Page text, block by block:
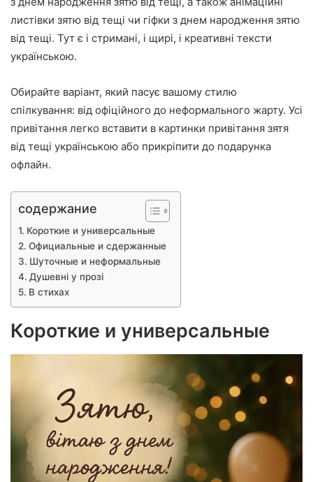
листівки зятю від тещі чи гіфки з днем народження зятю
від тещі. Тут є і стримані, і щирі, і креативні тексти
українською.
Обирайте варіант, який пасує вашому стилю
спілкування: від офіційного до неформального жарту. Усі
привітання легко вставити в картинки привітання зятя
від тещі українською або прикріпити до подарунка
офлайн.
содержание
Короткие и универсальные
Официальные и сдержанные
Шуточные и неформальные
Душевні у прозі
В стихах
Короткие и универсальные